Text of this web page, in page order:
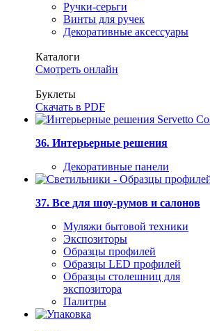
Ручки-серьги
Винты для ручек
Декоративные аксессуары
Каталоги
Смотреть онлайн
Буклеты
Скачать в PDF
36. Интерьерные решения
Декоративные панели
37. Все для шоу-румов и салонов
Муляжи бытовой техники
Экспозиторы
Образцы профилей
Образцы LED профилей
Образцы столешниц для
экспозитора
Палитры